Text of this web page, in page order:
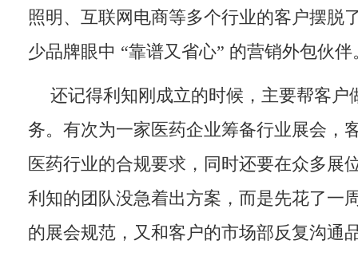
照明、互联网电商等多个行业的客户摆脱
少品牌眼中 “靠谱又省心” 的营销外包伙伴
还记得利知刚成立的时候，主要帮客户
务。有次为一家医药企业筹备行业展会，
医药行业的合规要求，同时还要在众多展
利知的团队没急着出方案，而是先花了一
的展会规范，又和客户的市场部反复沟通